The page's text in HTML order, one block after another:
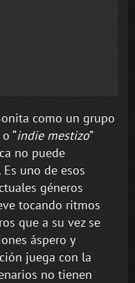
como un grupo
o “indie mestizo”
no puede
uno de esos
géneros
tocando ritmos
que a su vez se
áspero y
juega con la
no tienen